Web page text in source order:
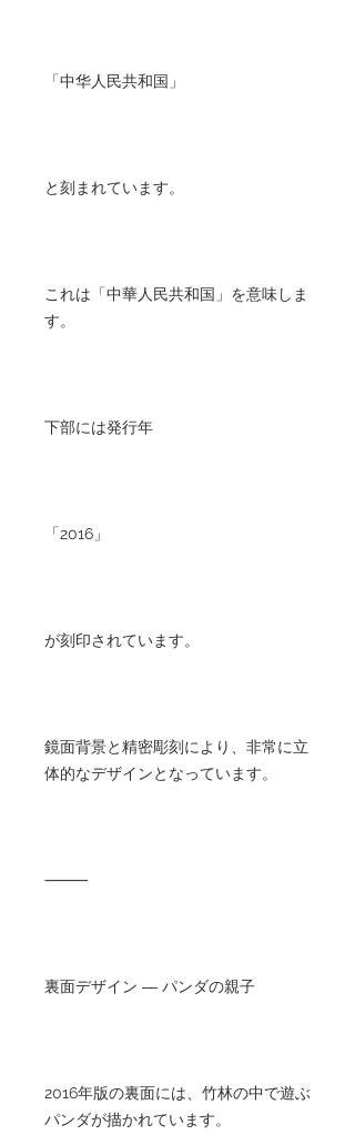
「中华人民共和国」
と刻まれています。
これは「中華人民共和国」を意味しま
す。
下部には発行年
「2016」
が刻印されています。
鏡面背景と精密彫刻により、非常に立
体的なデザインとなっています。
⸻
裏面デザイン ― パンダの親子
2016年版の裏面には、竹林の中で遊ぶ
パンダが描かれています。